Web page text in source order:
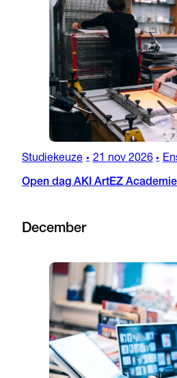
Studiekeuze • 21 nov 2026 •
Open dag AKI ArtEZ
December